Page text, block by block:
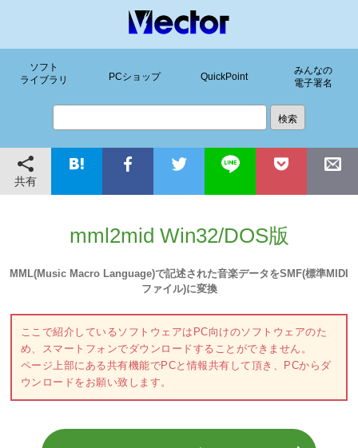
ソフト
ライブラリ
PCショップ QuickPoint
みんなの
電子署名
共有
mml2mid Win32/DOS版
MML(Music Macro Language)で記述された音楽データをSMF(標準MIDI
ファイル)に変換
ここで紹介しているソフトウェアはPC向けのソフトウェアのた
め、スマートフォンでダウンロードすることができません。
ページ上部にある共有機能でPCと情報共有して頂き、PCからダ
ウンロードをお願い致します。